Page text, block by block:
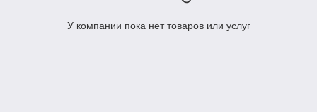
У компании пока нет товаров или услуг